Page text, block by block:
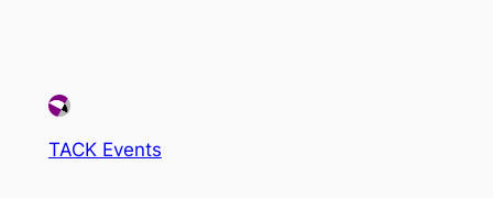
TACK Events